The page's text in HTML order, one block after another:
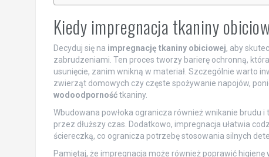
Kiedy impregnacja tkaniny
Decyduj się na impregnację tkaniny obiciowej, aby
zabrudzeniami. Ten proces tworzy barierę ochronną,
usunięcie, zanim wnikną w materiał. Szczególnie warto
zwierząt domowych czy częste spożywanie napojów,
wodoodpornośćtkaniny.
Wbudowana powłoka ogranicza również wnikanie brudu i
przez dłuższy czas. Dodatkowo, impregnacja ułatwia
ściereczką, co ogranicza potrzebę stosowania silnych
Pamiętaj, że impregnacja może również poprawić